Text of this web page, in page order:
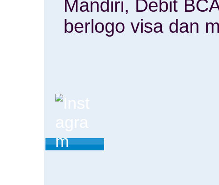
Mandiri, Debit
berlogo visa dan